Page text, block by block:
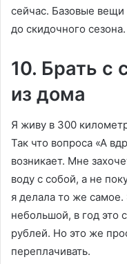
сейчас. Базовые
до скидочного сезона.
10. Брать с
из дома
Я живу в 300
Так что вопроса «А
возникает. Мне
воду с собой, а не
я делала то же
небольшой, в год это
рублей. Но это же
переплачивать.